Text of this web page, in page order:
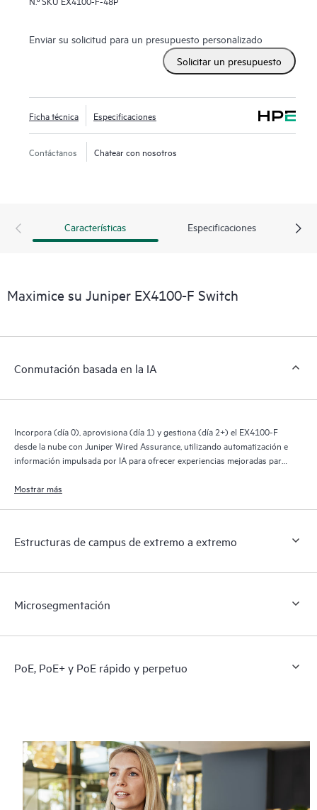
Enviar su solicitud para un presupuesto personalizado
Solicitar un presupuesto
Ficha técnica Especificaciones
Contáctanos Chatear con nosotros
Características Especificaciones
Maximice su Juniper EX4100-F Switch
Conmutación basada en la IA
Incorpora (día 0), aprovisiona (día 1) y gestiona (día 2+) el EX4100-F
desde la nube con Juniper Wired Assurance, utilizando automatización e
información impulsada por IA para ofrecer experiencias mejoradas para
Mostrar más
Estructuras de campus de extremo a extremo
Microsegmentación
PoE, PoE+ y PoE rápido y perpetuo